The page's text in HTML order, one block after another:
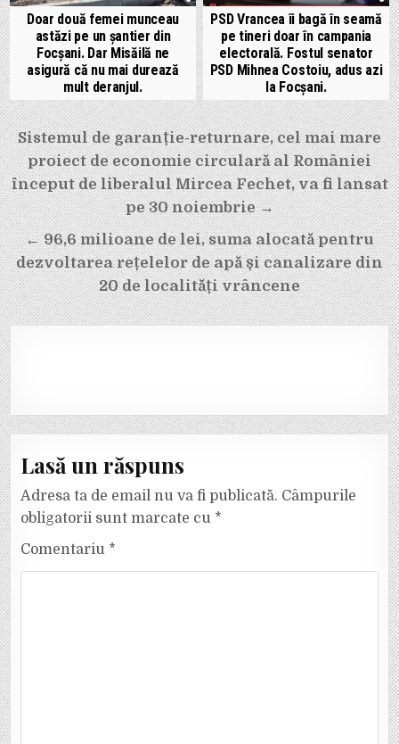
Doar două femei munceau
astăzi pe un șantier din
Focșani. Dar Misăilă ne
asigură că nu mai durează
mult deranjul.
PSD Vrancea îi bagă în seamă
pe tineri doar în campania
electorală. Fostul senator
PSD Mihnea Costoiu, adus azi
la Focșani.
Navigare
în
articole
Sistemul de garanție-returnare, cel mai mare
proiect de economie circulară al României
început de liberalul Mircea Fechet, va fi lansat
pe 30 noiembrie →
← 96,6 milioane de lei, suma alocată pentru
dezvoltarea rețelelor de apă și canalizare din
20 de localități vrâncene
Lasă un răspuns
Adresa ta de email nu va fi publicată. Câmpurile
obligatorii sunt marcate cu *
Comentariu *